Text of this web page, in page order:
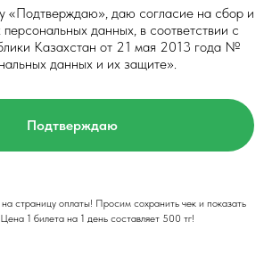
«Подтверждаю», даю согласие на сбор и
данных, в соответствии с
Казахстан от 21 мая 2013 года №
данных и их защите».
Подтверждаю
страницу оплаты! Просим сохранить чек и показать
1 билета на 1 день составляет 500 тг!